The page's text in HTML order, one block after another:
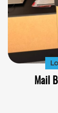
Mail